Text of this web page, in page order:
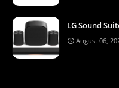
LG Sound
August 06,